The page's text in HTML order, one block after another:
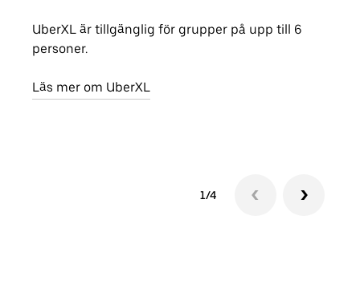
UberXL är tillgänglig för grupper på upp till 6
personer.
Läs mer om UberXL
1/4